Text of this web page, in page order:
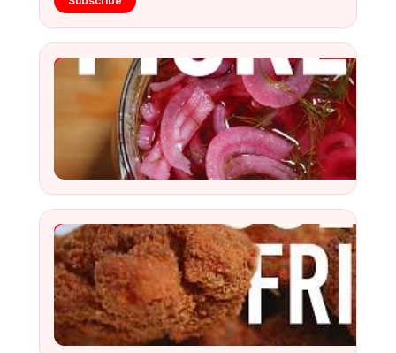
YouTube Video
Watch
YouTube Video
Watch